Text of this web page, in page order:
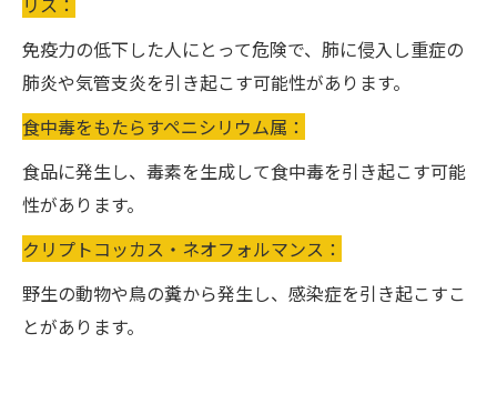
免疫力の低下した人にとって危険で、肺に侵入し重症の
肺炎や気管支炎を引き起こす可能性があります。
食中毒をもたらすペニシリウム属：
食品に発生し、毒素を生成して食中毒を引き起こす可能
性があります。
クリプトコッカス・ネオフォルマンス：
野生の動物や鳥の糞から発生し、感染症を引き起こすこ
とがあります。